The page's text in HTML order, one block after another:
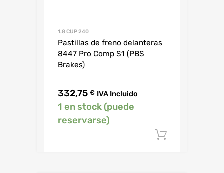
1.8 CUP 240
Pastillas de freno delanteras
8447 Pro Comp S1 (PBS
Brakes)
332,75 € IVA Incluido
1 en stock (puede
reservarse)